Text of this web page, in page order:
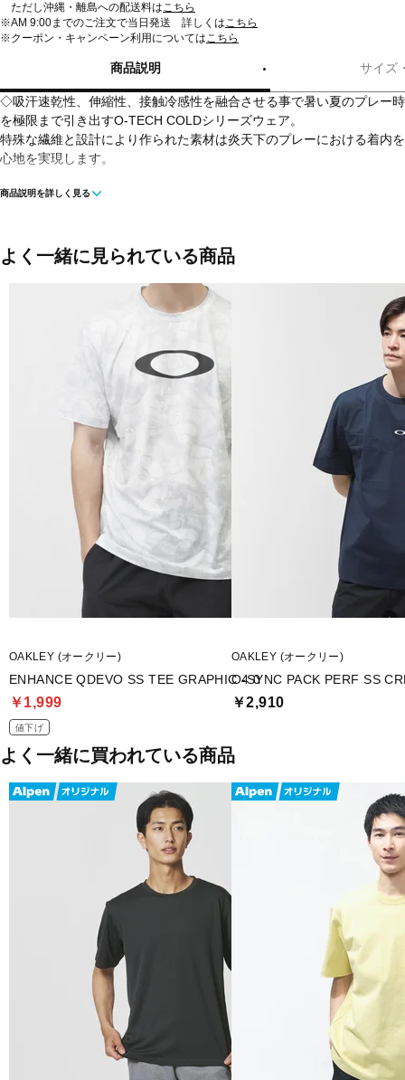
ただし沖縄・離島への配送料はこちら
※AM 9:00までのご注文で当日発送 詳しくはこちら
※クーポン・キャンペーン利用についてはこちら
商品説明 サイズ
◇吸汗速乾性、伸縮性、接触冷感性を融合させる事で暑い夏のプレー
を極限まで引き出すO-TECH COLDシリーズウェア。
特殊な繊維と設計により作られた素材は炎天下のプレーにおける着内
心地を実現します。
■カラー(メーカー表記)：
ブラック(02E：BLACKOUT)
■2025 Spring＆Summer モデル
■メーカー型番：FOA407655
商品説明を詳しく見る
よく一緒に見られている商品
OAKLEY (オークリー)
ENHANCE QDEVO SS TEE GRAPHIC 4.0
￥1,999
値下げ
OAKLEY (オークリー)
O-SYNC PACK PERF SS
￥2,910
よく一緒に買われている商品